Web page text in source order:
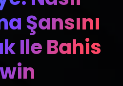
Şansını
Ile Bahis